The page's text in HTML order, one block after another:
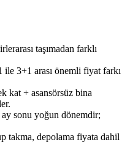
taşımadan farklı
ile 3+1 arası önemli fiyat farkı
kat + asansörsüz bina
sonu yoğun dönemdir;
takma, depolama fiyata dahil